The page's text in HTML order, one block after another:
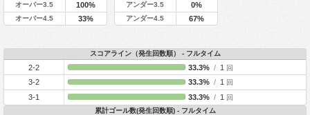
オーバー3.5 100%
オーバー4.5 33%
アンダー3.5 0%
アンダー4.5 67%
スコアライン（発生回数順） - フルタイム
2-2 33.3% /1 回
3-2 33.3% /1 回
3-1 33.3% /1
回
累計ゴール数(発生回数順) - フルタイム